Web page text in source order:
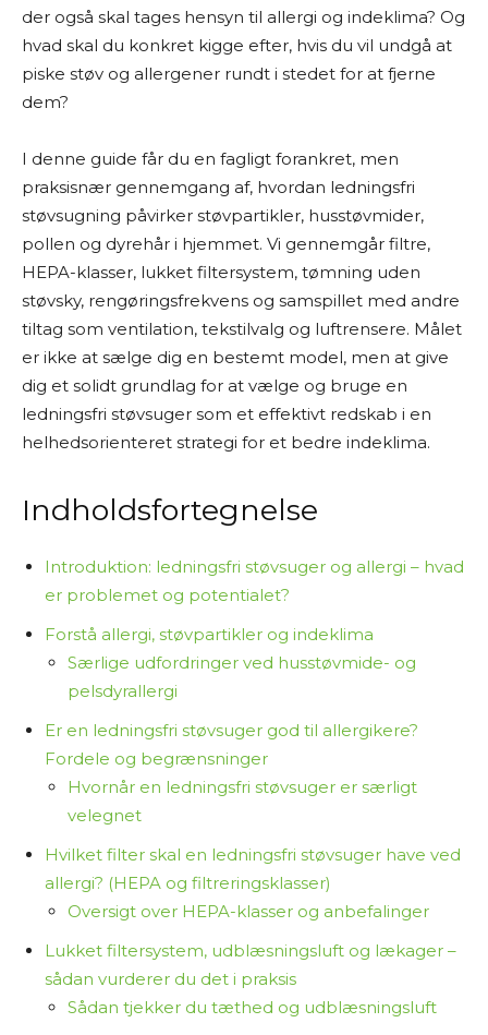
Jeg laver ikke fysiske tests af produkterne selv.
Mine “tests” og anbefalinger er baseret på
grundig research. Det betyder, at jeg læser
producentoplysninger, forhandlerbeskrivelser,
andre offentligt tilgængelige kilder – både fra
danske og udenlandske hjemmesider. På den
baggrund vurderer jeg fordele og ulemper ved
produkterne og giver mine personlige
anbefalinger.
Jeg bestræber mig på at give et godt overblik
og formidle information på en letforståelig
måde. Men jeg kan ikke garantere, at alle
oplysninger altid er fuldstændigt opdaterede
eller dækkende.
Jeg vil også gøre opmærksom på, at siden ofte
indeholder links til forhandlere. Hvis du vælger at
købe et produkt via disse links, tjener jeg
provision. Det koster dig ikke ekstra og er med til
skrive indholdet.
Jeg synes, det er vigtigt at være ærlig om,
hvordan jeg arbejder – så du ved, at jeg ikke selv
har haft alle produkterne i hænderne, men i
stedet samler og bearbejder tilgængelig viden
for at hjælpe dig med at træffe et informeret
Tak fordi du læser med på Osmedhus.dk!
der også skal tages hensyn til allergi og indeklima? Og
hvad skal du konkret kigge efter, hvis du vil undgå at
piske støv og allergener rundt i stedet for at fjerne
dem?
I denne guide får du en fagligt forankret, men
praksisnær gennemgang af, hvordan ledningsfri
støvsugning påvirker støvpartikler, husstøvmider,
pollen og dyrehår i hjemmet. Vi gennemgår filtre,
HEPA-klasser, lukket filtersystem, tømning uden
støvsky, rengøringsfrekvens og samspillet med andre
tiltag som ventilation, tekstilvalg og luftrensere. Målet
er ikke at sælge dig en bestemt model, men at give
dig et solidt grundlag for at vælge og bruge en
ledningsfri støvsuger som et effektivt redskab i en
helhedsorienteret strategi for et bedre indeklima.
Indholdsfortegnelse
Introduktion: ledningsfri støvsuger og allergi – hvad
er problemet og potentialet?
Forstå allergi, støvpartikler og indeklima
Særlige udfordringer ved husstøvmide- og
pelsdyrallergi
Er en ledningsfri støvsuger god til allergikere?
Fordele og begrænsninger
Hvornår en ledningsfri støvsuger er særligt
velegnet
Hvilket filter skal en ledningsfri støvsuger have ved
allergi? (HEPA og filtreringsklasser)
Oversigt over HEPA-klasser og anbefalinger
Lukket filtersystem, udblæsningsluft og lækager –
sådan vurderer du det i praksis
Sådan tjekker du tæthed og udblæsningsluft